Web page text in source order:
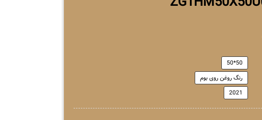
50*50
رنگ روغن روی بوم
2021